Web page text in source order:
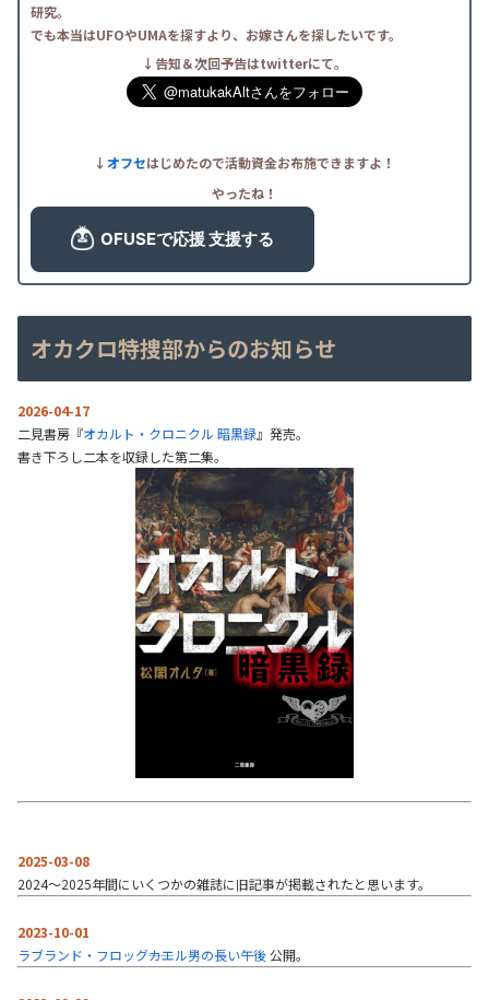
研究。
でも本当はUFOやUMAを探すより、お嫁さんを探したいです。
↓告知＆次回予告はtwitterにて。
↓オフセはじめたので活動資金お布施できますよ！
やったね！
オカクロ特捜部からのお知らせ
2026-04-17
二見書房『オカルト・クロニクル 暗黒録』発売。
書き下ろし二本を収録した第二集。
2025-03-08
2024～2025年間にいくつかの雑誌に旧記事が掲載されたと思います。
2023-10-01
ラブランド・フロッグ――カエル男の長い午後公開。